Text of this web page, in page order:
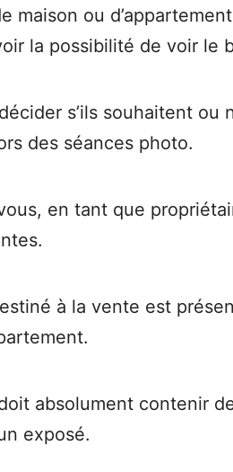
maison ou
la possibilité de voir le
s’ils souhaitent
des séances photo.
en tant que
à la vente est
absolument contenir
exposé.